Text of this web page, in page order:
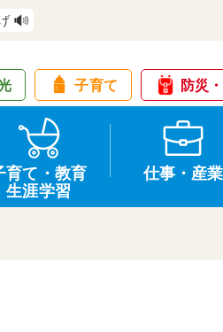
子育て 防災
育て・教育
生涯学習
仕事・産業